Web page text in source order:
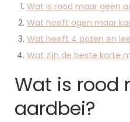
Wat is rood maar geen
Wat heeft ogen maar
Wat heeft 4 poten en
Wat zijn de beste korte
Wat is rood
aardbei?